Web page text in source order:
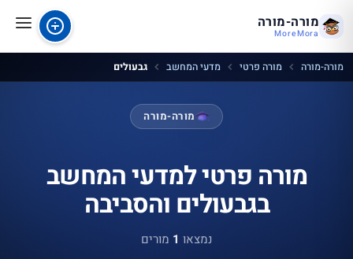
מורה-מורה
MoreMora
מורה-מורה מורה פרטי מדעי המחשב גבעולים
מורה-מורה
מורה פרטי למדעי המחשב
בגבעולים והסביבה
נמצאו 1 מורים